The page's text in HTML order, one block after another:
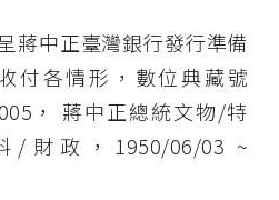
蔣中正臺灣銀行發行準備
付各情形，數位典藏號
， 蔣中正總統文物/特
財政，1950/06/03 ~